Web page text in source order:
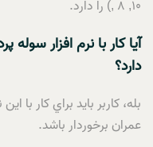
, 8 ,10) را دارد.
آيا کار با نرم افزار سوله
دارد؟
بله، کاربر بايد براي کار
عمران برخوردار باشد.